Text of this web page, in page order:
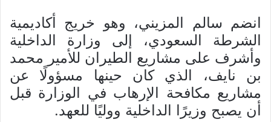
انضم سالم المزيني، وهو خريج أكاديمية
الشرطة السعودي، إلى وزارة الداخلية
وأشرف على مشاريع الطيران للأمير محمد
بن نايف، الذي كان حينها مسؤولًا عن
مشاريع مكافحة الإرهاب في الوزارة قبل
أن يصبح وزيرًا الداخلية ووليًا للعهد.